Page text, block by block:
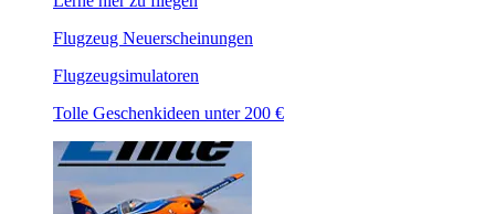
Flugzeug Neuerscheinungen
Flugzeugsimulatoren
Tolle Geschenkideen unter 200 €